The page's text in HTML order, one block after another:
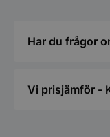
Har du frågor
Vi prisjämför -